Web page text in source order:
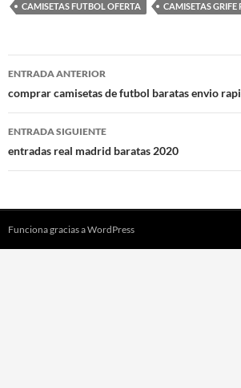
CAMISETAS FUTBOL OFERTA
CAMISETAS GRIFE
Navegación
de
entradas
ENTRADA ANTERIOR
comprar camisetas de futbol baratas envio
ENTRADA SIGUIENTE
entradas real madrid baratas 2020
Funciona gracias a WordPress